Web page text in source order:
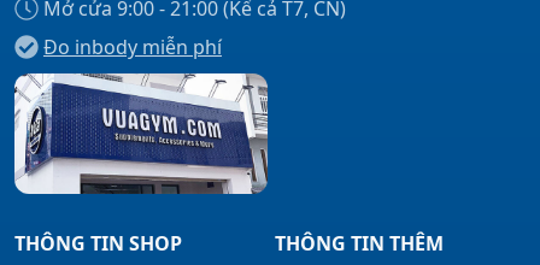
Mở cửa 9:00 - 21:00 (Kể cả T7, CN)
Đo inbody miễn phí
THÔNG TIN SHOP
THÔNG TIN THÊM